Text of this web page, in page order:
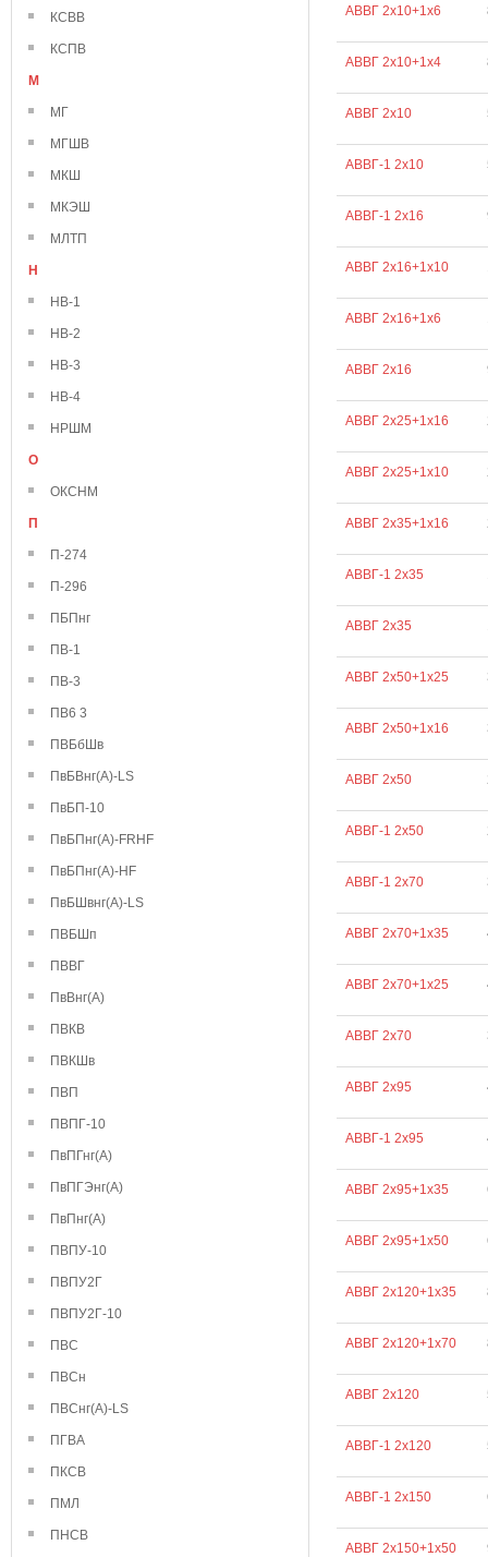
КСВВ
КСПВ
М
МГ
МГШВ
МКШ
МКЭШ
МЛТП
Н
НВ-1
НВ-2
НВ-3
НВ-4
НРШМ
О
ОКСНМ
П
П-274
П-296
ПБПнг
ПВ-1
ПВ-3
ПВ6 3
ПВБбШв
ПвБВнг(А)-LS
ПвБП-10
ПвБПнг(А)-FRHF
ПвБПнг(А)-HF
ПвБШвнг(А)-LS
ПВБШп
ПВВГ
ПвВнг(А)
ПВКВ
ПВКШв
ПВП
ПВПГ-10
ПвПГнг(А)
ПвПГЭнг(А)
ПвПнг(А)
ПВПУ-10
ПВПУ2Г
ПВПУ2Г-10
ПВС
ПВСн
ПВСнг(А)-LS
ПГВА
ПКСВ
ПМЛ
ПНСВ
АВВГ 2х10+1х6
АВВГ 2х10+1х4
АВВГ 2х10
АВВГ-1 2х10
АВВГ-1 2х16
АВВГ 2х16+1х10
АВВГ 2х16+1х6
АВВГ 2х16
АВВГ 2х25+1х16
АВВГ 2х25+1х10
АВВГ 2х35+1х16
АВВГ-1 2х35
АВВГ 2х35
АВВГ 2х50+1х25
АВВГ 2х50+1х16
АВВГ 2х50
АВВГ-1 2х50
АВВГ-1 2х70
АВВГ 2х70+1х35
АВВГ 2х70+1х25
АВВГ 2х70
АВВГ 2х95
АВВГ-1 2х95
АВВГ 2х95+1х35
АВВГ 2х95+1х50
АВВГ 2х120+1х35
АВВГ 2х120+1х70
АВВГ 2х120
АВВГ-1 2х120
АВВГ-1 2х150
АВВГ 2х150+1х50